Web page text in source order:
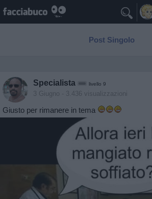
Post Singolo
Specialista livello 9
3 Giugno - 3.436 visualizzazioni
Giusto per rimanere in tema